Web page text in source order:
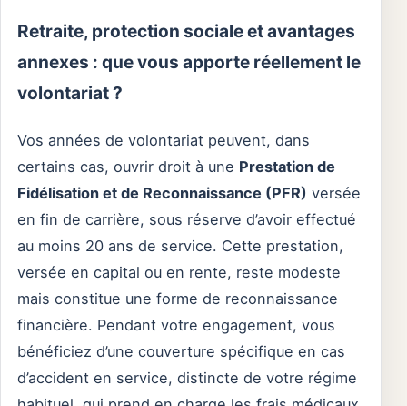
Retraite, protection sociale et avantages
annexes : que vous apporte réellement le
volontariat ?
Vos années de volontariat peuvent, dans
certains cas, ouvrir droit à une Prestation de
Fidélisation et de Reconnaissance (PFR) versée
en fin de carrière, sous réserve d’avoir effectué
au moins 20 ans de service. Cette prestation,
versée en capital ou en rente, reste modeste
mais constitue une forme de reconnaissance
financière. Pendant votre engagement, vous
bénéficiez d’une couverture spécifique en cas
d’accident en service, distincte de votre régime